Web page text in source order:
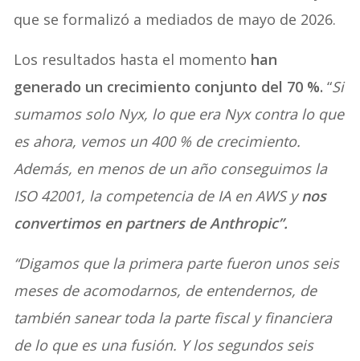
que se formalizó a mediados de mayo de 2026.
Los resultados hasta el momento han
generado un crecimiento conjunto del 70 %. “Si
sumamos solo Nyx, lo que era Nyx contra lo que
es ahora, vemos un 400 % de crecimiento.
Además, en menos de un año conseguimos la
ISO 42001, la competencia de IA en AWS ynos
convertimos en partners de Anthropic”.
“Digamos que la primera parte fueron unos seis
meses de acomodarnos, de entendernos, de
también sanear toda la parte fiscal y financiera
de lo que es una fusión. Y los segundos seis